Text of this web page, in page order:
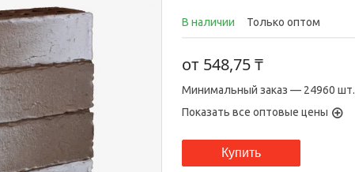
В наличии Только оптом
от 548,75 ₸
Минимальный заказ — 24960 шт.
Показать все оптовые цены
Купить